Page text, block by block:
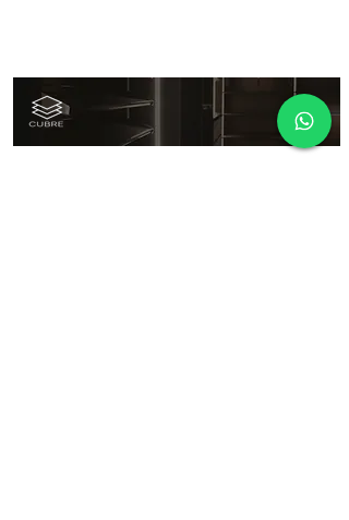
reservados CUBRE Honduras.
ventas@cubrehn.com